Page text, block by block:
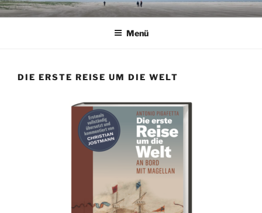
Zum
Inhalt
Menü
DIE ERSTE REISE UM DIE WELT